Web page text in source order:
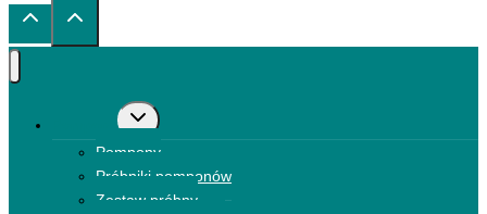
Przełącz
menu
Pompony
Próbniki pomponów
Zestaw próbny